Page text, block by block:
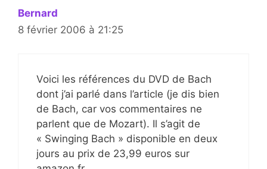
Bernard
8 février 2006 à 21:25
Voici les références du DVD de Bach
dont j’ai parlé dans l’article (je dis bien
de Bach, car vos commentaires ne
parlent que de Mozart). Il s’agit de
« Swinging Bach » disponible en deux
jours au prix de 23,99 euros sur